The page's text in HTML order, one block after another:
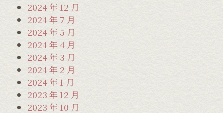
2024 年 12 月
2024 年 7 月
2024 年 5 月
2024 年 4 月
2024 年 3 月
2024 年 2 月
2024 年 1 月
2023 年 12 月
2023 年 10 月